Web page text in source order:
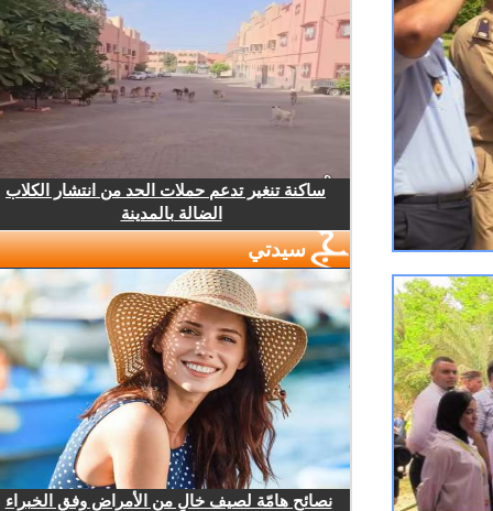
ساكنة تنغير تدعم حملات الحد من انتشار الكلاب
الضالة بالمدينة
سيدتي
نصائح هامّة لصيف خالٍ من الأمراض وفق الخبراء